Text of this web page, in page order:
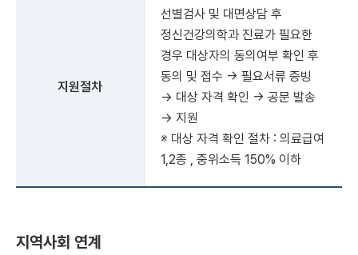
지원절차
선별검사 및 대면상담 후
정신건강의학과 진료가 필요한
경우 대상자의 동의여부 확인 후
동의 및 접수 → 필요서류 증빙
→ 대상 자격 확인 → 공문 발송
→ 지원
※ 대상 자격 확인 절차 : 의료급여
1,2종 , 중위소득 150% 이하
지역사회 연계